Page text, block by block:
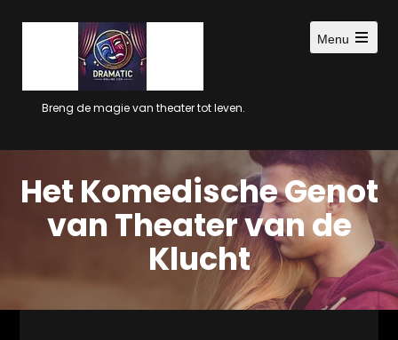
Breng de magie van theater tot leven.
Menu
Open
Het Komedische Genot
van Theater van de
Klucht